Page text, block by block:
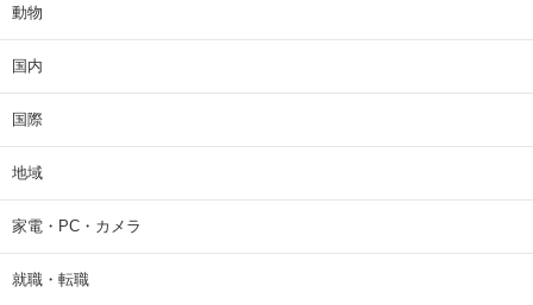
動物
国内
国際
地域
家電・PC・カメラ
就職・転職